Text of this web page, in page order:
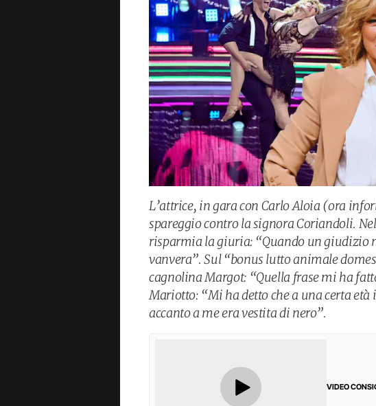
L’attrice, in gara con Carlo Aloia (ora
spareggio contro la signora Coriandoli.
risparmia la giuria: “Quando un giudizio
vanvera”. Sul “bonus lutto animale
cagnolina Margot: “Quella frase mi ha
Mariotto: “Mi ha detto che a una certa
accanto a me era vestita di nero”.
VIDEO